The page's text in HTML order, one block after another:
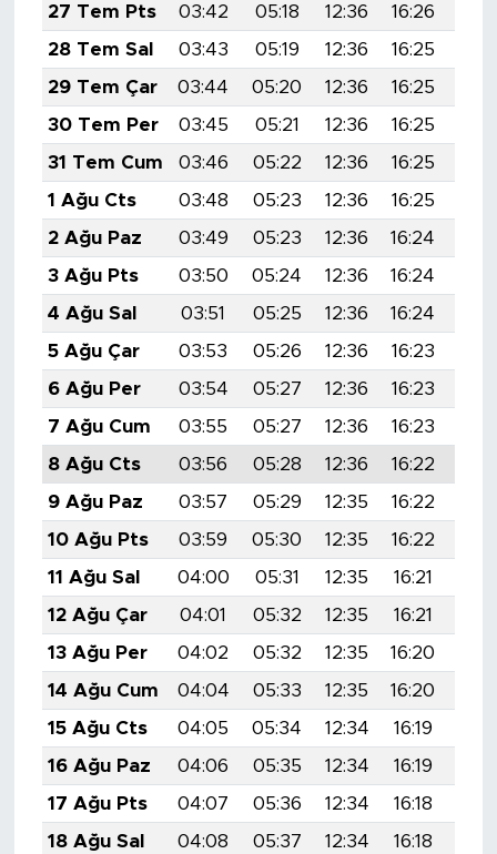
27 Tem Pts
03:42 05:18 12:36 16:26
28 Tem Sal
03:43 05:19 12:36 16:25
29 Tem Çar
03:44 05:20 12:36 16:25
30 Tem Per
03:45 05:21 12:36 16:25
31 Tem Cum
03:46 05:22 12:36 16:25
1 Ağu Cts
03:48 05:23 12:36 16:25
2 Ağu Paz
03:49 05:23 12:36 16:24
3 Ağu Pts
03:50 05:24 12:36 16:24
4 Ağu Sal
03:51 05:25 12:36 16:24
5 Ağu Çar
03:53 05:26 12:36 16:23
6 Ağu Per
03:54 05:27 12:36 16:23
7 Ağu Cum
03:55 05:27 12:36 16:23
8 Ağu Cts
03:56 05:28 12:36 16:22
9 Ağu Paz
03:57 05:29 12:35 16:22
10 Ağu Pts
03:59 05:30 12:35 16:22
11 Ağu Sal
04:00 05:31 12:35 16:21
12 Ağu Çar
04:01 05:32 12:35 16:21
13 Ağu Per
04:02 05:32 12:35 16:20
14 Ağu Cum
04:04 05:33 12:35 16:20
15 Ağu Cts
04:05 05:34 12:34 16:19
16 Ağu Paz
04:06 05:35 12:34 16:19
17 Ağu Pts
04:07 05:36 12:34 16:18
18 Ağu Sal
04:08 05:37 12:34 16:18